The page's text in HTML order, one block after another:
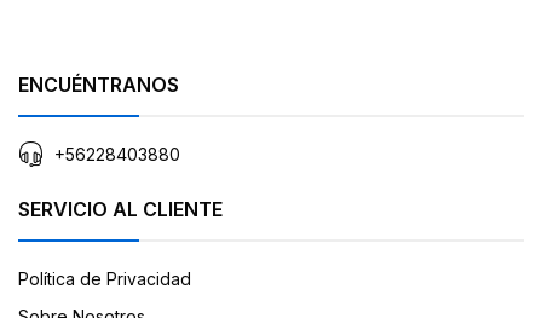
ENCUÉNTRANOS
+56228403880
SERVICIO AL CLIENTE
Política de Privacidad